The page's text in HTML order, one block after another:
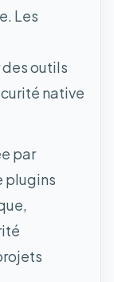
Les
outils
native
par
plugins